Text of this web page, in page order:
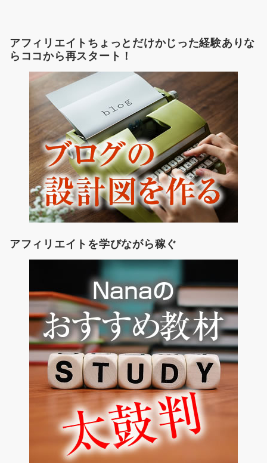
アフィリエイトちょっとだけかじった経験ありな
らココから再スタート！
アフィリエイトを学びながら稼ぐ